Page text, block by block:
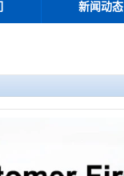
新闻动态